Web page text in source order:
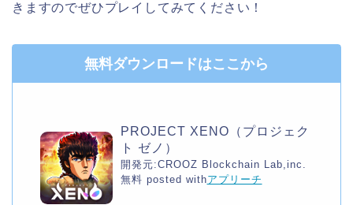
きますのでぜひプレイしてみてください！
無料ダウンロードはここから
PROJECT XENO（プロジェク
ト ゼノ）
開発元:CROOZ Blockchain Lab,inc.
無料 posted withアプリーチ